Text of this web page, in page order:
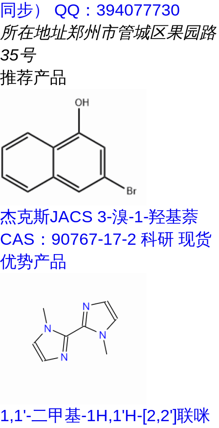
同步） QQ：394077730
所在地址郑州市管城区果园路
35号
推荐产品
杰克斯JACS 3-溴-1-羟基萘
CAS：90767-17-2 科研 现货
优势产品
1,1'-二甲基-1H,1'H-[2,2']联咪